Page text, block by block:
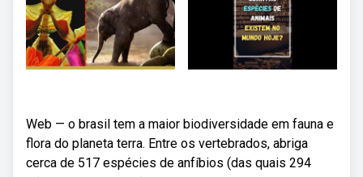
Web — o brasil tem a maior biodiversidade em fauna e
flora do planeta terra. Entre os vertebrados, abriga
cerca de 517 espécies de anfíbios (das quais 294